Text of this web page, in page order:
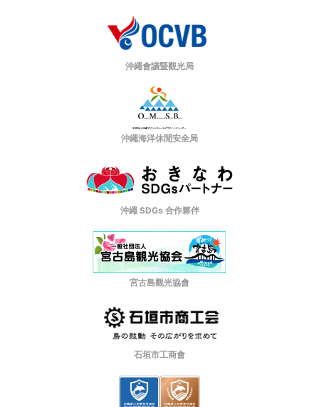
沖繩會議暨觀光局
沖繩海洋休閒安全局
沖繩 SDGs 合作夥伴
宮古島觀光協會
石垣市工商會